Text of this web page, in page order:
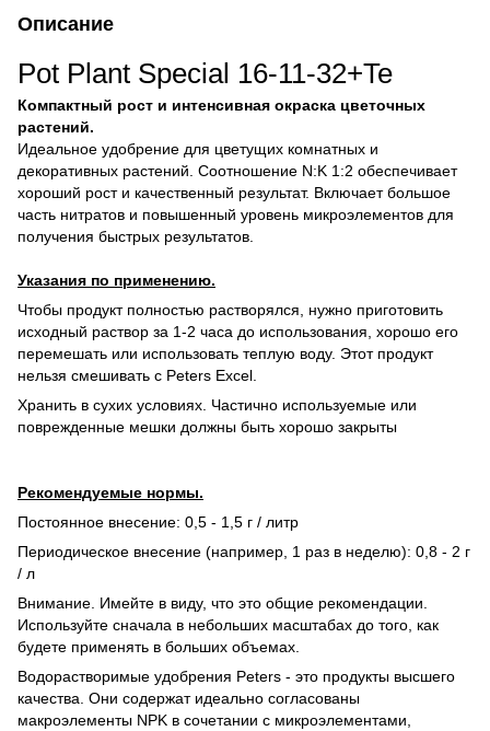
Описание
Pot Plant Special 16-11-32+Te
Компактный рост и интенсивная окраска цветочных
растений.
Идеальное удобрение для цветущих комнатных и
декоративных растений. Соотношение N:K 1:2 обеспечивает
хороший рост и качественный результат. Включает большое
часть нитратов и повышенный уровень микроэлементов для
получения быстрых результатов.
Указания по применению.
Чтобы продукт полностью растворялся, нужно приготовить
исходный раствор за 1-2 часа до использования, хорошо его
перемешать или использовать теплую воду. Этот продукт
нельзя смешивать с Peters Excel.
Хранить в сухих условиях. Частично используемые или
поврежденные мешки должны быть хорошо закрыты
Рекомендуемые нормы.
Постоянное внесение: 0,5 - 1,5 г / литр
Периодическое внесение (например, 1 раз в неделю): 0,8 - 2 г
/ л
Внимание. Имейте в виду, что это общие рекомендации.
Используйте сначала в небольших масштабах до того, как
будете применять в больших объемах.
Водорастворимые удобрения Peters - это продукты высшего
качества. Они содержат идеально согласованы
макроэлементы NPK в сочетании с микроэлементами,